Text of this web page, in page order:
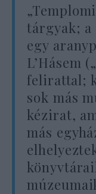
tárgyak;
egy
L’Hásem
felirattal;
sok más
kézirat,
más